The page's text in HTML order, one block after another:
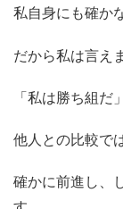
私自身にも確か
だから私は言え
「私は勝ち組だ
他人との比較で
確かに前進し、